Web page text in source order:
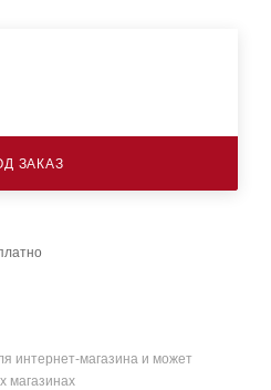
ЗАКАЗ
интернет-магазина и может
магазинах